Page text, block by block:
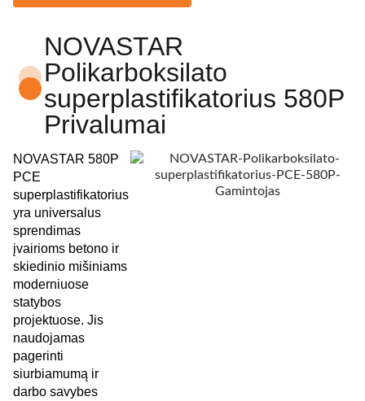
NOVASTAR
Polikarboksilato
superplastifikatorius 580P
Privalumai
NOVASTAR 580P
PCE
superplastifikatorius
yra universalus
sprendimas
įvairioms betono ir
skiedinio mišiniams
moderniuose
statybos
projektuose. Jis
naudojamas
pagerinti
siurbiamumą ir
darbo savybes